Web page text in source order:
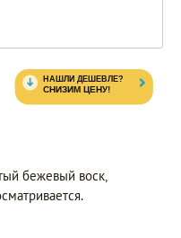
бежевый воск,